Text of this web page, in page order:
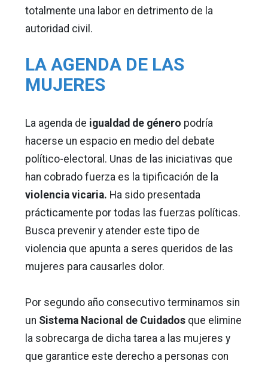
totalmente una labor en detrimento de la
autoridad civil.
LA AGENDA DE LAS
MUJERES
La agenda de igualdad de género podría
hacerse un espacio en medio del debate
político-electoral. Unas de las iniciativas que
han cobrado fuerza es la tipificación de la
violencia vicaria. Ha sido presentada
prácticamente por todas las fuerzas políticas.
Busca prevenir y atender este tipo de
violencia que apunta a seres queridos de las
mujeres para causarles dolor.
Por segundo año consecutivo terminamos sin
un Sistema Nacional de Cuidados que elimine
la sobrecarga de dicha tarea a las mujeres y
que garantice este derecho a personas con